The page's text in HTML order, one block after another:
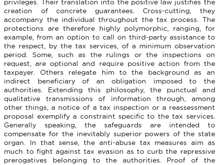
privileges. Their translation into the positive law justifies the
creation of concrete guarantees. Cross-cutting, they
accompany the individual throughout the tax process. The
protections are therefore highly polymorphic, ranging, for
example, from an option to call on third-party assistance to
the respect, by the tax services, of a minimum observation
period. Some, such as the rulings or the inspections on
request, are optional and require positive action from the
taxpayer. Others relegate him to the background as an
indirect beneficiary of an obligation imposed to the
authorities. Extending this philosophy, the punctual and
qualitative transmissions of information through, among
other things, a notice of a tax inspection or a reassessment
proposal exemplify a constraint specific to the tax services.
Generally speaking, the safeguards are intended to
compensate for the inevitably superior powers of the state
organ. In that sense, the anti-abuse tax measures aim as
much to fight against tax evasion as to curb the repressive
prerogatives belonging to the authorities. Proof of the